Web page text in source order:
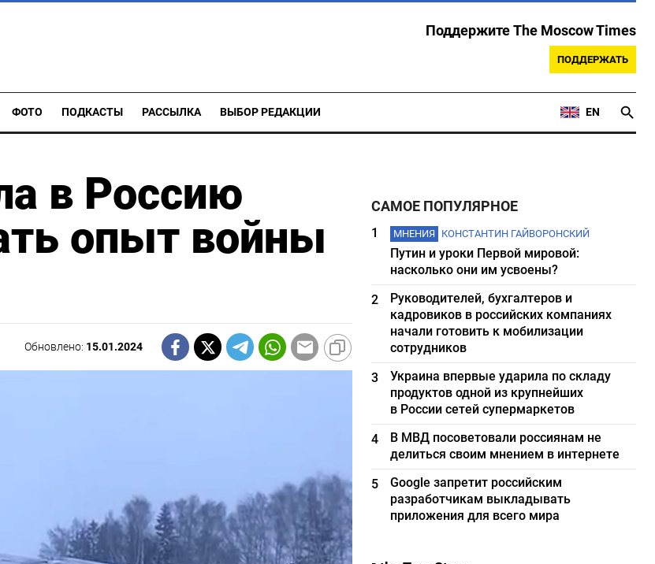
Поддержите The Moscow Times
ПОДДЕРЖАТЬ
ФОТО ПОДКАСТЫ РАССЫЛКА ВЫБОР РЕДАКЦИИ EN
в Россию
опыт войны
Обновлено: 15.01.2024
САМОЕ ПОПУЛЯРНОЕ
1 МНЕНИЯ КОНСТАНТИН ГАЙВОРОНСКИЙ
Путин и уроки Первой мировой:
насколько они им усвоены?
2
Руководителей, бухгалтеров и
кадровиков в российских компаниях
начали готовить к мобилизации
сотрудников
3
Украина впервые ударила по складу
продуктов одной из крупнейших
в России сетей супермаркетов
4
В МВД посоветовали россиянам не
делиться своим мнением в интернете
5
Google запретит российским
разработчикам выкладывать
приложения для всего мира